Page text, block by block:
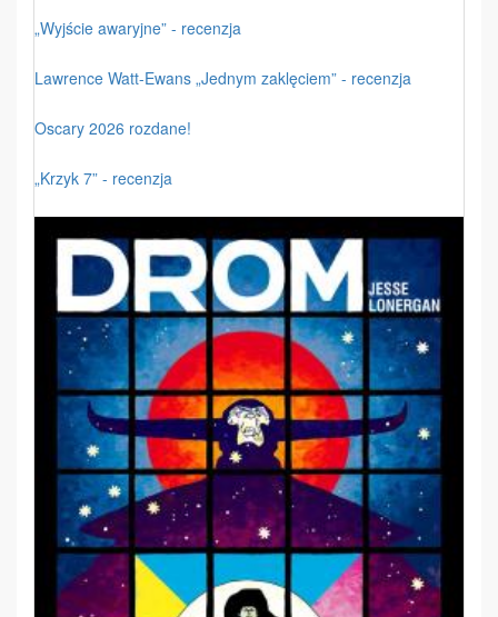
„Wyjście awaryjne” - recenzja
Lawrence Watt-Ewans „Jednym zaklęciem” - recenzja
Oscary 2026 rozdane!
„Krzyk 7” - recenzja